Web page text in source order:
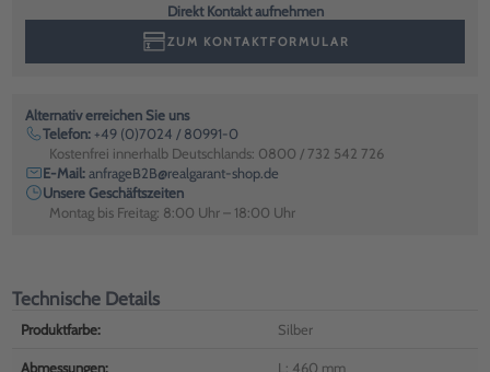
Direkt Kontakt aufnehmen
ZUM KONTAKTFORMULAR
Alternativ erreichen Sie uns
Telefon: +49 (0)7024 / 80991-0
Kostenfrei innerhalb Deutschlands: 0800 / 732 542 726
E-Mail:anfrageB2B@realgarant-shop.de
Unsere Geschäftszeiten
Montag bis Freitag: 8:00 Uhr – 18:00 Uhr
Technische Details
Produktfarbe: Silber
Abmessungen: L: 460 mm